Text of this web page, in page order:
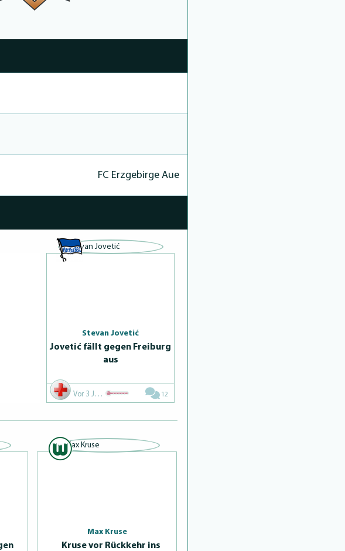
FC Erzgebirge Aue
Stevan Jovetić
Jovetić fällt gegen Freiburg
aus
Vor 3 Jahren 12
Max Kruse
Kruse vor Rückkehr ins